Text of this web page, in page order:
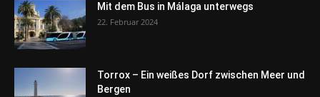
Mit dem Bus in Málaga unterwegs
22. Februar 2024
Torrox – Ein weißes Dorf zwischen Meer und
Bergen